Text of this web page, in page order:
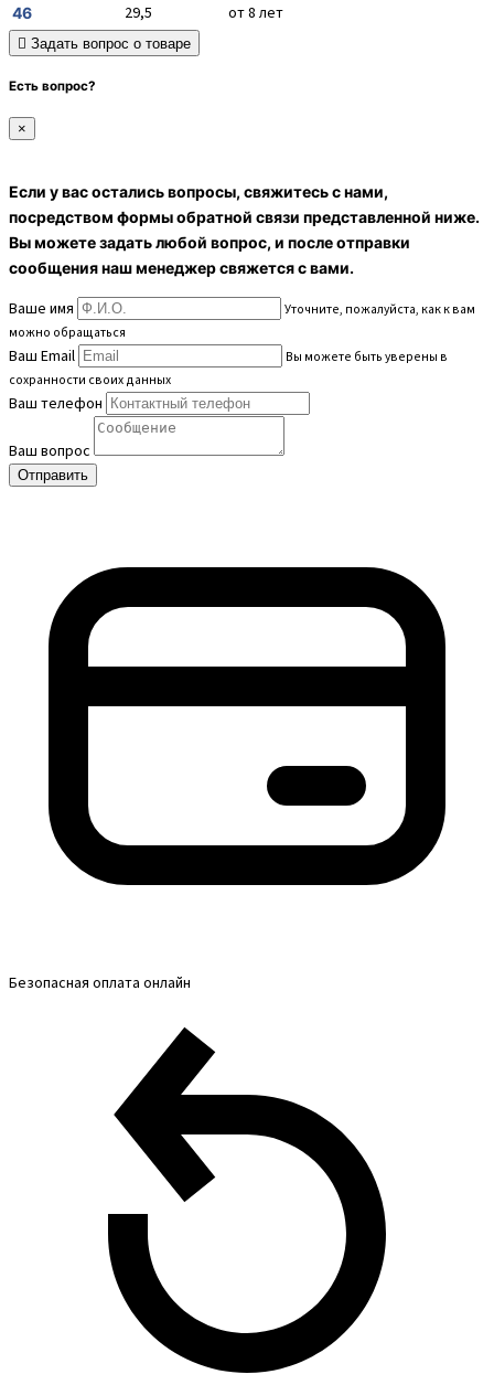
46 29,5 от 8 лет
Задать вопрос о товаре
Есть вопрос?
×
Если у вас остались вопросы, свяжитесь с нами,
посредством формы обратной связи представленной ниже.
Вы можете задать любой вопрос, и после отправки
сообщения наш менеджер свяжется с вами.
Ваше имя
Уточните, пожалуйста, как к вам
можно обращаться
Ваш Email
Вы можете быть уверены в
сохранности своих данных
Ваш телефон
Ваш вопрос
Безопасная оплата онлайн